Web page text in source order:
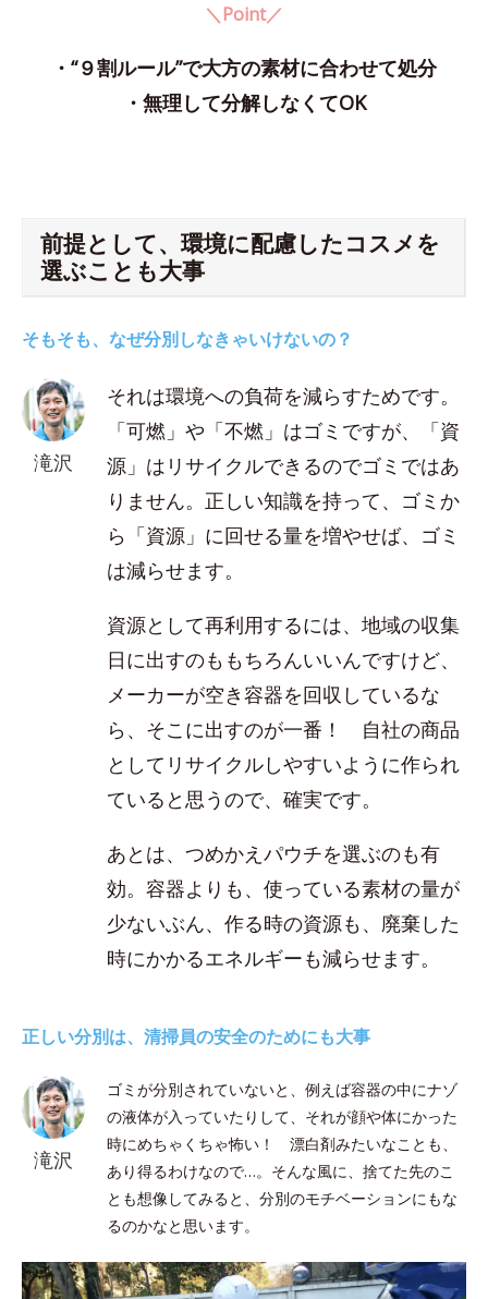
＼Point／
・“９割ルール”で大方の素材に合わせて処分
・無理して分解しなくてOK
前提として、環境に配慮したコスメを
選ぶことも大事
そもそも、なぜ分別しなきゃいけないの？
滝沢
それは環境への負荷を減らすためです。
「可燃」や「不燃」はゴミですが、「資
源」はリサイクルできるのでゴミではあ
りません。正しい知識を持って、ゴミか
ら「資源」に回せる量を増やせば、ゴミ
は減らせます。
資源として再利用するには、地域の収集
日に出すのももちろんいいんですけど、
メーカーが空き容器を回収しているな
ら、そこに出すのが一番！ 自社の商品
としてリサイクルしやすいように作られ
ていると思うので、確実です。
あとは、つめかえパウチを選ぶのも有
効。容器よりも、使っている素材の量が
少ないぶん、作る時の資源も、廃棄した
時にかかるエネルギーも減らせます。
正しい分別は、清掃員の安全のためにも大事
滝沢
ゴミが分別されていないと、例えば容器の中にナゾ
の液体が入っていたりして、それが顔や体にかった
時にめちゃくちゃ怖い！ 漂白剤みたいなことも、
あり得るわけなので…。そんな風に、捨てた先のこ
とも想像してみると、分別のモチベーションにもな
るのかなと思います。